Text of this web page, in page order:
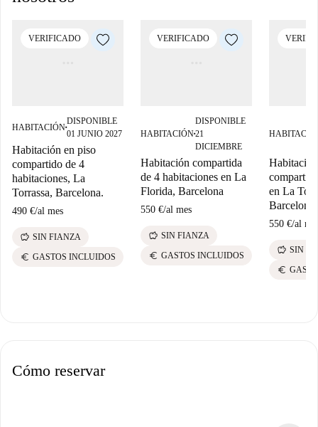
VERIFICADO
HABITACIÓN■
DISPONIBLE
01 JUNIO 2027
Habitación en piso
compartido de 4
habitaciones, La
Torrassa, Barcelona.
490 €/al mes
savings SIN FIANZA
euro GASTOS INCLUIDOS
VERIFICADO
HABITACIÓN■
DISPONIBLE
21
DICIEMBRE
Habitación compartida
de 4 habitaciones en La
Florida, Barcelona
550 €/al mes
savings SIN FIANZA
euro GASTOS INCLUIDOS
en La
Barcelona
550 €/al
savings SIN
euro
Cómo reservar